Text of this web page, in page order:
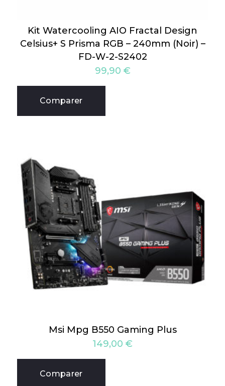
Kit Watercooling AIO Fractal Design
Celsius+ S Prisma RGB – 240mm (Noir) –
FD-W-2-S2402
99,90 €
Comparer
Msi Mpg B550 Gaming Plus
149,00 €
Comparer